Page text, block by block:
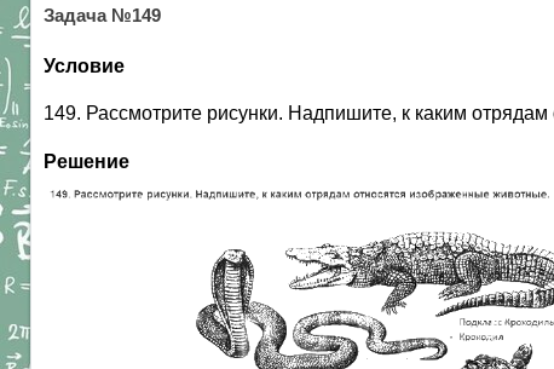
Задача №149
Условие
149. Рассмотрите рисунки. Надпишите, к каким
Решение